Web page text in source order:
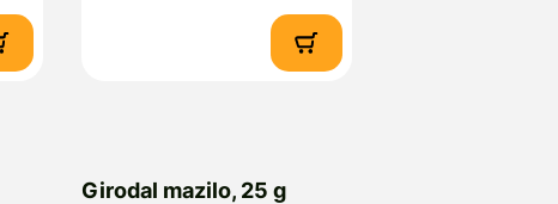
Girodal mazilo, 25 g